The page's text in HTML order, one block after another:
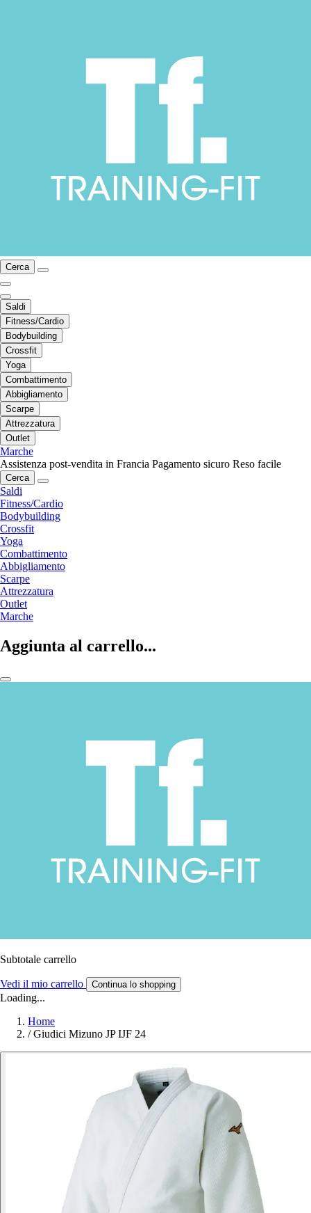
Cerca
Saldi
Fitness/Cardio
Bodybuilding
Crossfit
Yoga
Combattimento
Abbigliamento
Scarpe
Attrezzatura
Outlet
Marche
Assistenza post-vendita in Francia Pagamento sicuro Reso facile
Cerca
Saldi
Fitness/Cardio
Bodybuilding
Crossfit
Yoga
Combattimento
Abbigliamento
Scarpe
Attrezzatura
Outlet
Marche
Aggiunta al carrello...
Subtotale carrello
Vedi il mio carrello Continua lo shopping
Loading...
Home
/ Giudici Mizuno JP IJF 24